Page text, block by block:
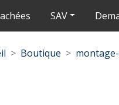
SAV
Boutique